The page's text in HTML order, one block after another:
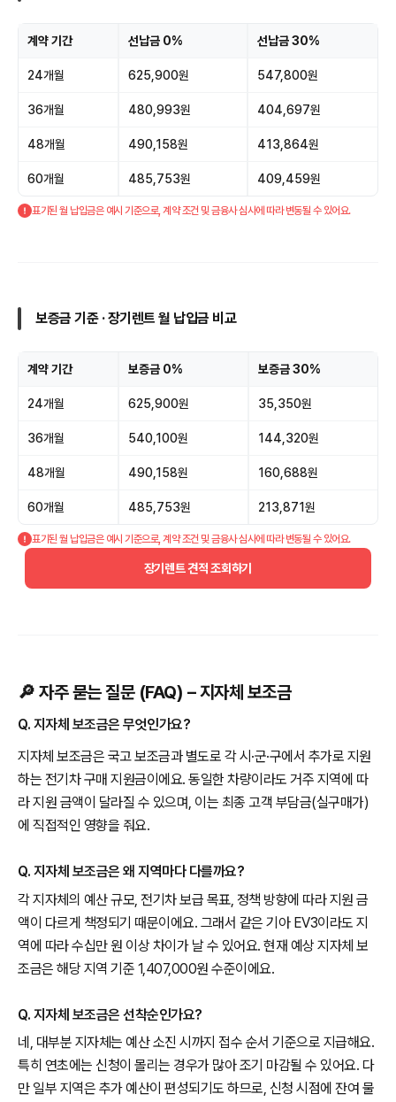
계약 기간 선납금 0% 선납금 30%
24개월 625,900원 547,800원
36개월 480,993원 404,697원
48개월 490,158원 413,864원
60개월 485,753원 409,459원
표기된 월 납입금은 예시 기준으로, 계약 조건 및 금융사 심사에 따라 변동될 수 있어요.
보증금 기준 · 장기렌트 월 납입금 비교
계약 기간 보증금 0% 보증금 30%
24개월 625,900원 35,350원
36개월 540,100원 144,320원
48개월 490,158원 160,688원
60개월 485,753원 213,871원
표기된 월 납입금은 예시 기준으로, 계약 조건 및 금융사 심사에 따라 변동될 수 있어요.
장기렌트 견적 조회하기
🔎 자주 묻는 질문 (FAQ) – 지자체 보조금
Q. 지자체 보조금은 무엇인가요?
지자체 보조금은 국고 보조금과 별도로 각 시·군·구에서 추가로 지원
하는 전기차 구매 지원금이에요. 동일한 차량이라도 거주 지역에 따
라 지원 금액이 달라질 수 있으며, 이는 최종 고객 부담금(실구매가)
에 직접적인 영향을 줘요.
Q. 지자체 보조금은 왜 지역마다 다를까요?
각 지자체의 예산 규모, 전기차 보급 목표, 정책 방향에 따라 지원 금
액이 다르게 책정되기 때문이에요. 그래서 같은 기아 EV3이라도 지
역에 따라 수십만 원 이상 차이가 날 수 있어요. 현재 예상 지자체 보
조금은 해당 지역 기준 1,407,000원 수준이에요.
Q. 지자체 보조금은 선착순인가요?
네, 대부분 지자체는 예산 소진 시까지 접수 순서 기준으로 지급해요.
특히 연초에는 신청이 몰리는 경우가 많아 조기 마감될 수 있어요. 다
만 일부 지역은 추가 예산이 편성되기도 하므로, 신청 시점에 잔여 물